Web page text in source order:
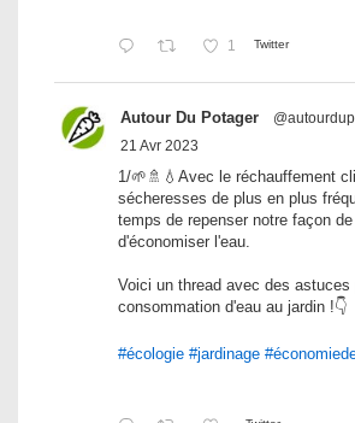
1 Twitter
Autour Du Potager
21 Avr 2023
1/🌱🚿💧Avec le réchauffement
sécheresses de plus en plus
temps de repenser notre façon
d'économiser l'eau.
Voici un thread avec des astuces
consommation d'eau au jardin !👇
#écologie #jardinage